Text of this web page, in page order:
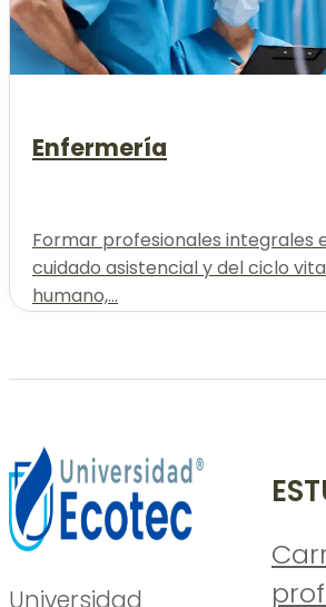
Enfermería
Formar profesionales integrales
cuidado asistencial y del ciclo
humano,...
Universidad